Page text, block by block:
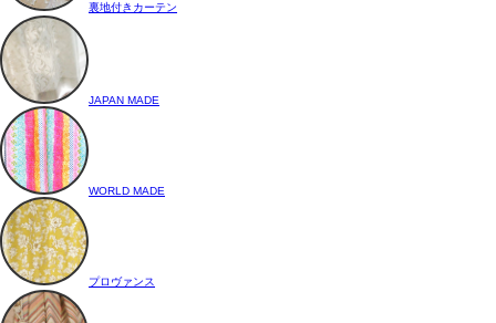
裏地付きカーテン
JAPAN MADE
WORLD MADE
プロヴァンス